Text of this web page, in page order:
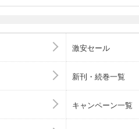
激安セール
新刊・続巻一覧
キャンペーン一覧